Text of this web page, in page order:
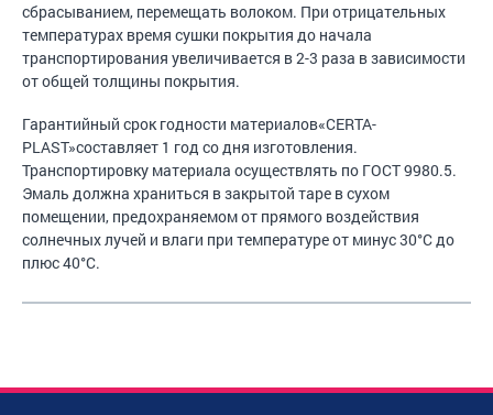
сбрасыванием, перемещать волоком. При отрицательных
температурах время сушки покрытия до начала
транспортирования увеличивается в 2-3 раза в зависимости
от общей толщины покрытия.
Гарантийный срок годности материалов«CERTA-
PLAST»составляет 1 год со дня изготовления.
Транспортировку материала осуществлять по ГОСТ 9980.5.
Эмаль должна храниться в закрытой таре в сухом
помещении, предохраняемом от прямого воздействия
солнечных лучей и влаги при температуре от минус 30°С до
плюс 40°С.